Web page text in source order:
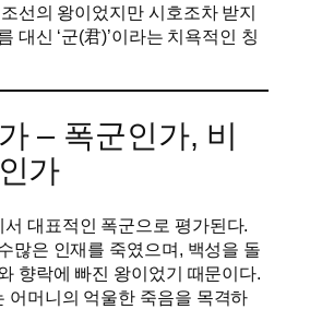
선의 왕이었지만 시호조차 받지
대신 ‘군(君)’이라는 치욕적인 칭
– 폭군인가, 비
가
대표적인 폭군으로 평가된다.
많은 인재를 죽였으며, 백성을 돌
향락에 빠진 왕이었기 때문이다.
어머니의 억울한 죽음을 목격하